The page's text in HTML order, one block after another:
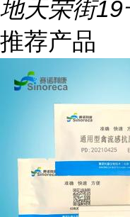
地天荣街
推荐产品